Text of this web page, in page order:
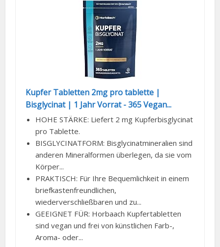
Kupfer Tabletten 2mg pro tablette |
Bisglycinat | 1 Jahr Vorrat - 365 Vegan...
HOHE STÄRKE: Liefert 2 mg Kupferbisglycinat
pro Tablette.
BISGLYCINATFORM: Bisglycinatmineralien sind
anderen Mineralformen überlegen, da sie vom
Körper...
PRAKTISCH: Für Ihre Bequemlichkeit in einem
briefkastenfreundlichen,
wiederverschließbaren und zu...
GEEIGNET FÜR: Horbaach Kupfertabletten
sind vegan und frei von künstlichen Farb-,
Aroma- oder...